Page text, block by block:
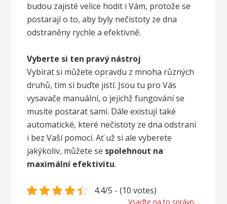
budou zajisté velice hodit i Vám, protože se
postarají o to, aby byly nečistoty ze dna
odstraněny rychle a efektivně.
Vyberte si ten pravý nástroj
Vybírat si můžete opravdu z mnoha různých
druhů, tím si buďte jistí. Jsou tu pro Vás
vysavače manuální, o jejichž fungování se
musíte postarat sami. Dále existují také
automatické, které nečistoty ze dna odstraní
i bez Vaší pomoci. Ať už si ale vyberete
jakýkoliv, můžete se spolehnout na
maximální efektivitu.
4.4/5 - (10 votes)
Vsaďte na to správné vozidlo